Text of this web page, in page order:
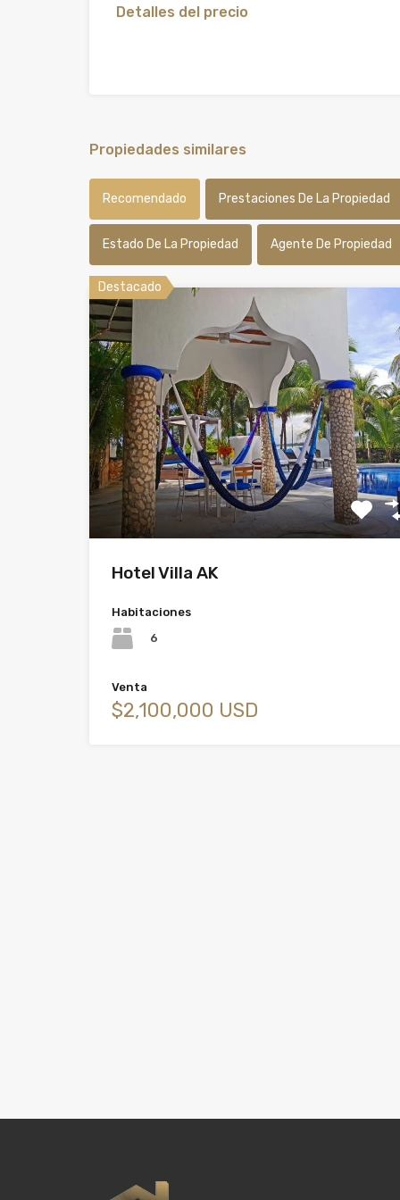
Detalles del precio
Propiedades similares
Recomendado Prestaciones De La Propiedad
Estado De La Propiedad Agente De Propiedad
Destacado
Hotel Villa AK
Habitaciones
6
Venta
$2,100,000 USD